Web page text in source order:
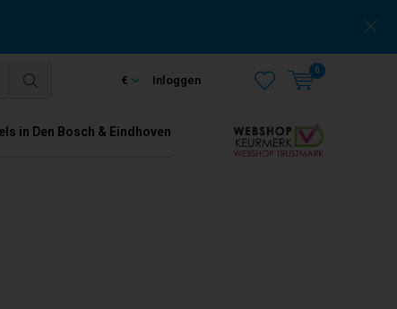
€ Inloggen
0
in Den Bosch & Eindhoven